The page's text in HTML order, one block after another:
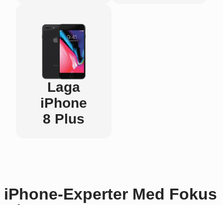
Laga
iPhone
8 Plus
iPhone-Experter Med Fokus